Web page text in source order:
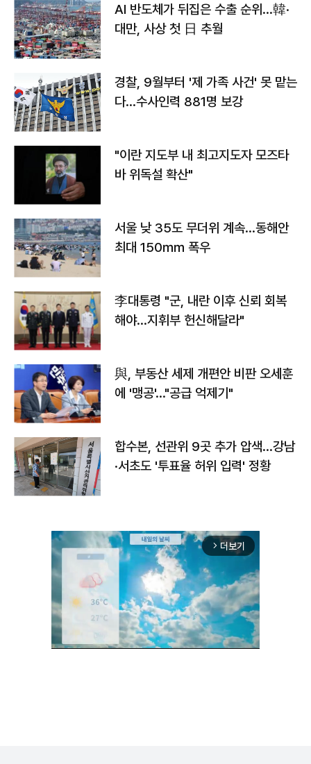
AI 반도체가 뒤집은 수출 순위…韓·
대만, 사상 첫 日 추월
경찰, 9월부터 '제 가족 사건' 못 맡는
다…수사인력 881명 보강
"이란 지도부 내 최고지도자 모즈타
바 위독설 확산"
서울 낮 35도 무더위 계속…동해안
최대 150㎜ 폭우
李대통령 "군, 내란 이후 신뢰 회복
해야…지휘부 헌신해달라"
與, 부동산 세제 개편안 비판 오세훈
에 '맹공'…"공급 억제기"
합수본, 선관위 9곳 추가 압색…강남
·서초도 '투표율 허위 입력' 정황
arrow_forward_ios 더보기